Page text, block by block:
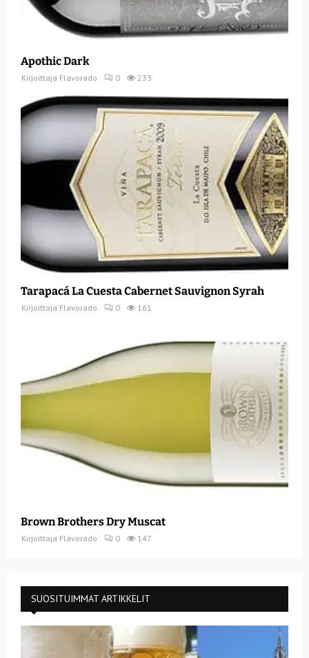
Apothic Dark
Kirjoittaja Flavorado 0 233
Tarapacá La Cuesta Cabernet Sauvignon Syrah
Kirjoittaja Flavorado 0 161
Brown Brothers Dry Muscat
Kirjoittaja Flavorado 0 147
SUOSITUIMMAT ARTIKKELIT